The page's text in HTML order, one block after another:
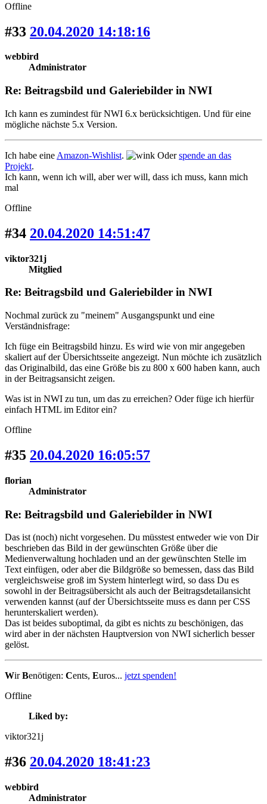
Offline
#33 20.04.2020 14:18:16
webbird
Administrator
Re: Beitragsbild und Galeriebilder in NWI
Ich kann es zumindest für NWI 6.x berücksichtigen. Und für eine
mögliche nächste 5.x Version.
Ich habe eine Amazon-Wishlist. Oderspende an das
Projekt.
Ich kann, wenn ich will, aber wer will, dass ich muss, kann mich
mal
Offline
#34 20.04.2020 14:51:47
viktor321j
Mitglied
Re: Beitragsbild und Galeriebilder in NWI
Nochmal zurück zu "meinem" Ausgangspunkt und eine
Verständnisfrage:
Ich füge ein Beitragsbild hinzu. Es wird wie von mir angegeben
skaliert auf der Übersichtsseite angezeigt. Nun möchte ich zusätzlich
das Originalbild, das eine Größe bis zu 800 x 600 haben kann, auch
in der Beitragsansicht zeigen.
Was ist in NWI zu tun, um das zu erreichen? Oder füge ich hierfür
einfach HTML im Editor ein?
Offline
#35 20.04.2020 16:05:57
florian
Administrator
Re: Beitragsbild und Galeriebilder in NWI
Das ist (noch) nicht vorgesehen. Du müsstest entweder wie von Dir
beschrieben das Bild in der gewünschten Größe über die
Medienverwaltung hochladen und an der gewünschten Stelle im
Text einfügen, oder aber die Bildgröße so bemessen, dass das Bild
vergleichsweise groß im System hinterlegt wird, so dass Du es
sowohl in der Beitragsübersicht als auch der Beitragsdetailansicht
verwenden kannst (auf der Übersichtsseite muss es dann per CSS
herunterskaliert werden).
Das ist beides suboptimal, da gibt es nichts zu beschönigen, das
wird aber in der nächsten Hauptversion von NWI sicherlich besser
gelöst.
WirBenötigen: Cents, Euros... jetzt spenden!
Offline
Liked by:
viktor321j
#36 20.04.2020 18:41:23
webbird
Administrator